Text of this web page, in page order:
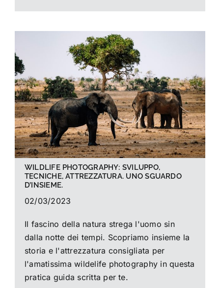
WILDLIFE PHOTOGRAPHY: SVILUPPO,
TECNICHE, ATTREZZATURA. UNO SGUARDO
D’INSIEME.
02/03/2023
Il fascino della natura strega l'uomo sin
dalla notte dei tempi. Scopriamo insieme la
storia e l'attrezzatura consigliata per
l'amatissima wildelife photography in questa
pratica guida scritta per te.